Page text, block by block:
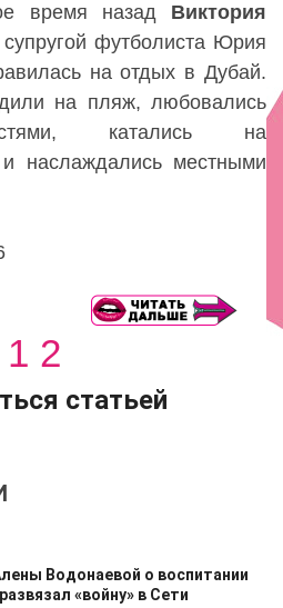
время назад Виктория
футболиста Юрия
на отдых в Дубай.
на пляж, любовались
катались на
наслаждались местными
1 2
статьей
Водонаевой о воспитании
«войну» в Сети